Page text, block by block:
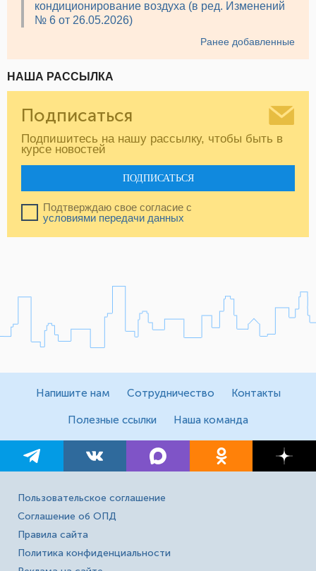
кондиционирование воздуха (в ред. Изменений
№ 6 от 26.05.2026)
Ранее добавленные
НАША РАССЫЛКА
Подписаться
Подпишитесь на нашу рассылку, чтобы быть в
курсе новостей
ПОДПИСАТЬСЯ
Подтверждаю свое согласие с
условиями передачи данных
Напишите нам Сотрудничество Контакты
Полезные ссылки Наша команда
Пользовательское соглашение
Соглашение об ОПД
Правила сайта
Политика конфиденциальности